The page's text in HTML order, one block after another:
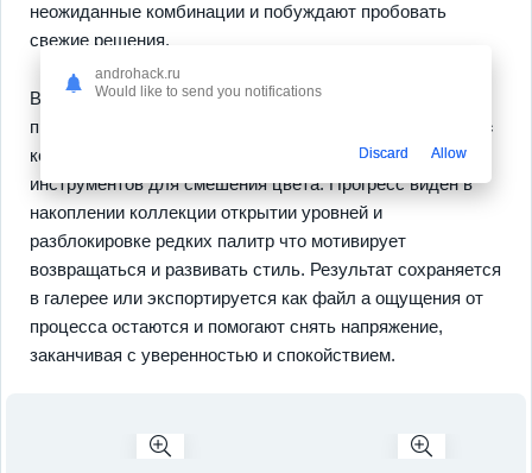
неожиданные комбинации и побуждают пробовать
свежие решения.
Вам доступныбольшая библиотека
проработанных иллюстраций
интуитивный интерфейс
который не мешает творчеству и простой набор
инструментов для смешения цвета. Прогресс виден в
накоплении коллекции открытии уровней и
разблокировке редких палитр что мотивирует
возвращаться и развивать стиль. Результат сохраняется
в галерее или экспортируется как файл а ощущения от
процесса остаются и помогают снять напряжение,
заканчивая с уверенностью и спокойствием.
androhack.ru
Would like to send you notifications
Discard Allow